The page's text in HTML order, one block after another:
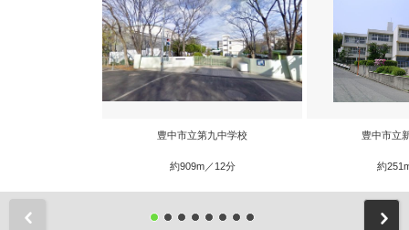
豊中市立第九中学校
約909m／12分
豊中市立
約